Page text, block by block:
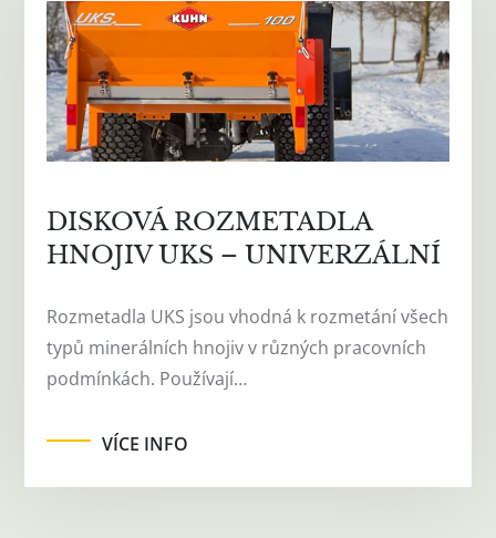
DISKOVÁ ROZMETADLA
HNOJIV UKS – UNIVERZÁLNÍ
Rozmetadla UKS jsou vhodná k rozmetání všech
typů minerálních hnojiv v různých pracovních
podmínkách. Používají…
VÍCE INFO